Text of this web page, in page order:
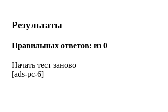
Результаты
Правильных ответов: из 0
Начать тест заново
[ads-pc-6]